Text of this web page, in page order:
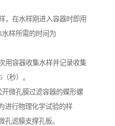
，在水样刚进入容器时即用
样所需的时间为
用容器收集水样并记录收集
秒）。
微孔膜过滤容器的蝶形螺
进行物理化学试验的样
孔滤膜支撑孔板。